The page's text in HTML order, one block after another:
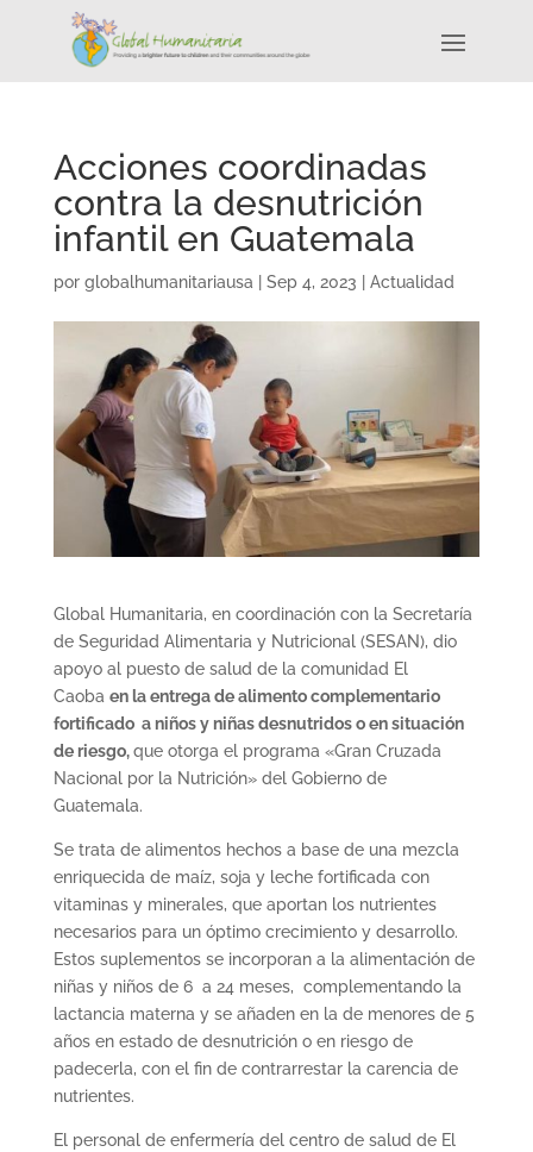
Acciones coordinadas
contra la desnutrición
infantil en Guatemala
por globalhumanitariausa Sep 4, 2023 Actualidad
Global Humanitaria, en coordinación con la Secretaría
de Seguridad Alimentaria y Nutricional (SESAN), dio
apoyo al puesto de salud de la comunidad El
Caoba en la entrega de alimento complementario
fortificado a niños y niñas desnutridos o en situación
de riesgo,que otorga el programa «Gran Cruzada
Nacional por la Nutrición» del Gobierno de
Guatemala.
Se trata de alimentos hechos a base de una mezcla
enriquecida de maíz, soja y leche fortificada con
vitaminas y minerales, que aportan los nutrientes
necesarios para un óptimo crecimiento y desarrollo.
Estos suplementos se incorporan a la alimentación de
niñas y niños de 6 a 24 meses, complementando la
lactancia materna y se añaden en la de menores de 5
años en estado de desnutrición o en riesgo de
padecerla, con el fin de contrarrestar la carencia de
nutrientes.
El personal de enfermería del centro de salud de El